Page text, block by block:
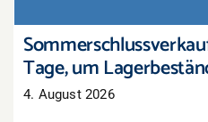
Tage, um
4. August 2026